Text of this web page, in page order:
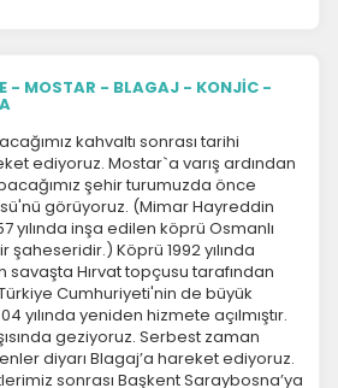
- MOSTAR - BLAGAJ - KONJİC -
kahvaltı sonrası tarihi
ediyoruz. Mostar`a varış ardından
şehir turumuzda önce
görüyoruz. (Mimar Hayreddin
yılında inşa edilen köprü Osmanlı
şaheseridir.) Köprü 1992 yılında
Hırvat topçusu tarafından
Türkiye Cumhuriyeti'nin de büyük
yılında yeniden hizmete açılmıştır.
geziyoruz. Serbest zaman
diyarı Blagaj’a hareket ediyoruz.
sonrası Başkent Saraybosna’ya